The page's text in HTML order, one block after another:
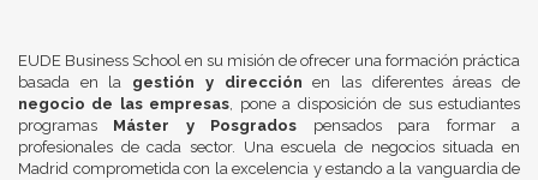
EUDE Business School en su misión de ofrecer una formación práctica
basada en la gestión y dirección en las diferentes áreas de
negocio de las empresas, pone a disposición de sus estudiantes
programas Máster y Posgrados pensados para formar a
profesionales de cada sector. Una escuela de negocios situada en
Madrid comprometida con la excelencia y estando a la vanguardia de